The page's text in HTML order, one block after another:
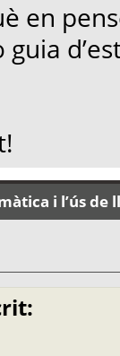
en
i l’ús de